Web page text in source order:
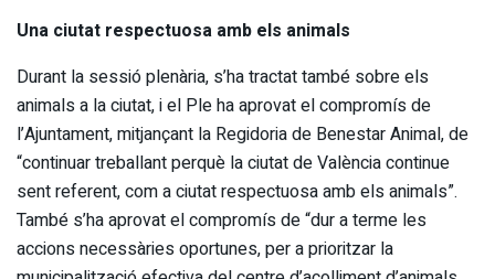
Una ciutat respectuosa amb els animals
Durant la sessió plenària, s’ha tractat també sobre els
animals a la ciutat, i el Ple ha aprovat el compromís de
l’Ajuntament, mitjançant la Regidoria de Benestar Animal, de
“continuar treballant perquè la ciutat de València continue
sent referent, com a ciutat respectuosa amb els animals”.
També s’ha aprovat el compromís de “dur a terme les
accions necessàries oportunes, per a prioritzar la